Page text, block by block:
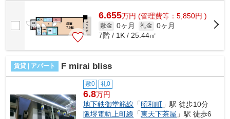
犯カメラなどの防犯対策充実！大阪メト...
6.655万円 (管理費等：5,850円 )
敷金 0ヶ月 礼金 0ヶ月
7階 / 1K / 25.44㎡
賃貸 | アパート F mirai bliss
敷0 礼0
6.8万円
地下鉄御堂筋線 「昭和町 」駅 徒歩10分
阪堺電軌上町線 「東天下茶屋 」駅 徒歩6